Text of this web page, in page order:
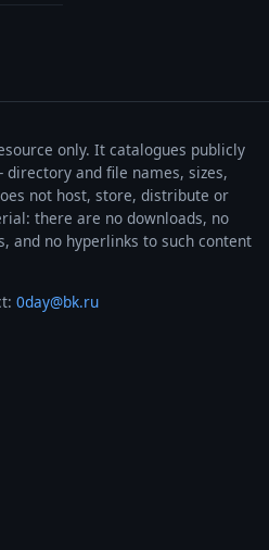
only. It catalogues publicly
and file names, sizes,
not host, store, distribute or
there are no downloads, no
and no hyperlinks to such content
0day@bk.ru